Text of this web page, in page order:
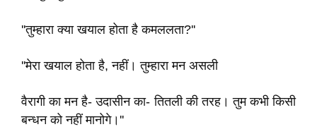
''तुम्हारा क्या खयाल होता है कमललता?''
''मेरा खयाल होता है, नहीं। तुम्हारा मन असली
वैरागी का मन है- उदासीन का- तितली की तरह। तुम कभी किसी
बन्धन को नहीं मानोगे।''